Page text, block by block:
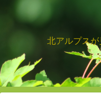
北アルプス